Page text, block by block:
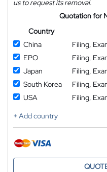
us to request its removal.
Quotation for
Country
China
Filing,
EPO
Filing,
Japan
Filing,
South Korea
Filing,
USA
Filing,
+ Add country